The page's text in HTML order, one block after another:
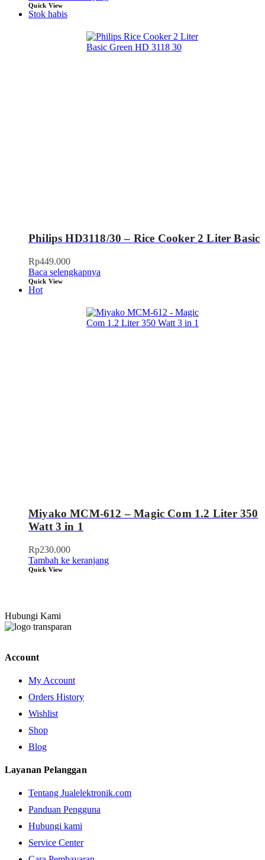
Quick View
Stok habis
Philips HD3118/30 – Rice Cooker 2 Liter Basic
Rp449.000
Baca selengkapnya
Quick View
Hot
Miyako MCM-612 – Magic Com 1.2 Liter 350
Watt 3 in 1
Rp230.000
Tambah ke keranjang
Quick View
Hubungi Kami
Account
My Account
Orders History
Wishlist
Shop
Blog
Layanan Pelanggan
Tentang Jualelektronik.com
Panduan Pengguna
Hubungi kami
Service Center